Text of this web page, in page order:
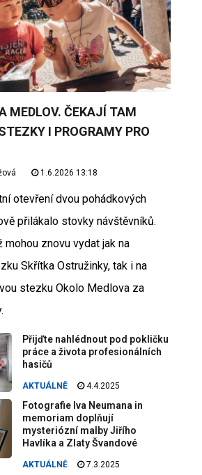
MEDLOV. ČEKAJÍ TAM
I PROGRAMY PRO
1.6.2026 13:18
otevření dvou pohádkových
přilákalo stovky návštěvníků.
znovu vydat jak na
Skřítka Ostružinky, tak i na
stezku Okolo Medlova za
Přijďte nahlédnout pod pokličku
práce a života profesionálních
hasičů
AKTUÁLNĚ 4.4.2025
Fotografie Iva Neumana in
memoriam doplňují
mysteriózní malby Jiřího
Havlíka a Zlaty Švandové
AKTUÁLNĚ 7.3.2025